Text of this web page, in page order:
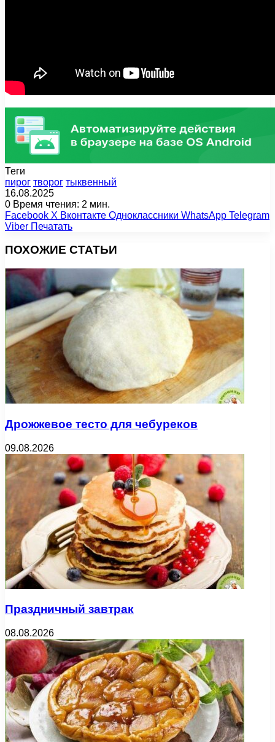
Теги
пирог творог тыквенный
16.08.2025
0 Время чтения: 2 мин.
Facebook X Вконтакте Одноклассники WhatsApp Telegram
Viber Печатать
ПОХОЖИЕ СТАТЬИ
Дрожжевое тесто для чебуреков
09.08.2026
Праздничный завтрак
08.08.2026